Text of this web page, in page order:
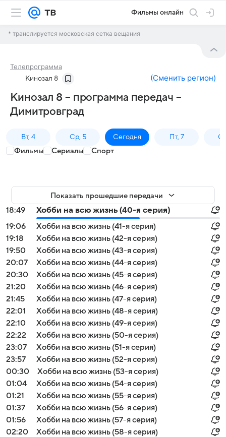
Фильмы онлайн
* транслируется московская сетка вещания
Телепрограмма
Кинозал 8 (Сменить регион)
Кинозал 8 – программа передач –
Димитровград
Вт, 4 Ср, 5 Сегодня Пт, 7
Фильмы Сериалы Спорт
Показать прошедшие передачи
18:49
Хобби на всю жизнь (40-я серия)
19:06
Хобби на всю жизнь (41-я серия)
19:18
Хобби на всю жизнь (42-я серия)
19:50
Хобби на всю жизнь (43-я серия)
20:07
Хобби на всю жизнь (44-я серия)
20:30
Хобби на всю жизнь (45-я серия)
21:20
Хобби на всю жизнь (46-я серия)
21:45
Хобби на всю жизнь (47-я серия)
22:01
Хобби на всю жизнь (48-я серия)
22:10
Хобби на всю жизнь (49-я серия)
22:22
Хобби на всю жизнь (50-я серия)
23:07
Хобби на всю жизнь (51-я серия)
23:57
Хобби на всю жизнь (52-я серия)
00:30
Хобби на всю жизнь (53-я серия)
01:04
Хобби на всю жизнь (54-я серия)
01:21
Хобби на всю жизнь (55-я серия)
01:37
Хобби на всю жизнь (56-я серия)
01:56
Хобби на всю жизнь (57-я серия)
02:20
Хобби на всю жизнь (58-я серия)